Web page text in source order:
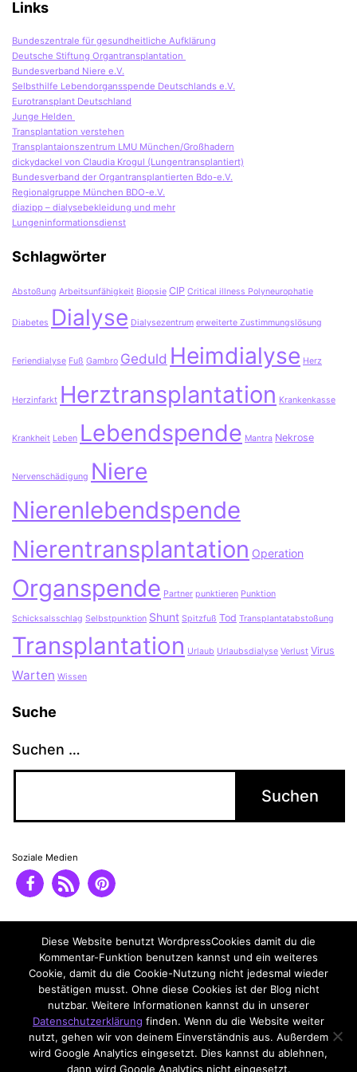
Links
Bundeszentrale für gesundheitliche Aufklärung
Deutsche Stiftung Organtransplantation
Bundesverband Niere e.V.
Selbsthilfe Lebendorgansspende Deutschlands e.V.
Eurotransplant Deutschland
Junge Helden
Transplantation verstehen
Transplantaionszentrum LMU München/Großhadern
dickydackel von Claudia Krogul (Lungentransplantiert)
Bundesverband der Organtransplantierten Bdo-e.V.
Regionalgruppe München BDO-e.V.
diazipp – dialysebekleidung und mehr
Lungeninformationsdienst
Schlagwörter
Abstoßung Arbeitsunfähigkeit Biopsie CIP Critical illness Polyneurophatie
Diabetes Dialyse Dialysezentrum erweiterte Zustimmungslösung
Feriendialyse Fuß Gambro Geduld Heimdialyse Herz
Herzinfarkt Herztransplantation Krankenkasse
Krankheit Leben Lebendspende Mantra Nekrose
Nervenschädigung Niere
Nierenlebendspende
Nierentransplantation Operation
Organspende Partner punktieren Punktion
Schicksalsschlag Selbstpunktion Shunt Spitzfuß Tod Transplantatabstoßung
Transplantation Urlaub Urlaubsdialyse Verlust Virus
Warten Wissen
Suche
Suchen …
Soziale Medien
Impressum
Datenschutzerklärung
Diese Website benutzt WordpressCookies damit du die
Kommentar-Funktion benutzen kannst und ein weiteres
Cookie, damit du die Cookie-Nutzung nicht jedesmal wieder
bestätigen musst. Ohne diese Cookies ist der Blog nicht
nutzbar. Weitere Informationen kannst du in unserer
Datenschutzerklärung finden. Wenn du die Website weiter
nutzt, gehen wir von deinem Einverständnis aus. Außerdem
wird Google Analytics eingesetzt. Dies kannst du ablehnen,
dann wird Google Analytics nicht eingesetzt.